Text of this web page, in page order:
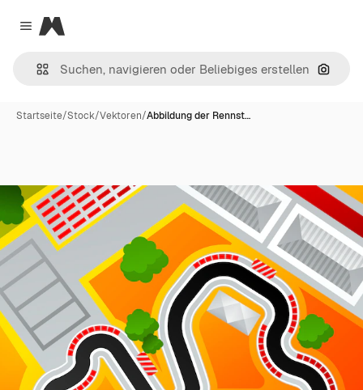
Close menu
Magnific
Nach
Startseite/Stock/Vektoren/Abbildung der Rennst…